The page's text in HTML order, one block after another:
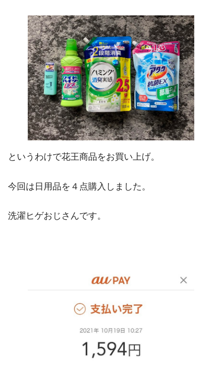
というわけで花王商品をお買い上げ。
今回は日用品を４点購入しました。
洗濯ヒゲおじさんです。